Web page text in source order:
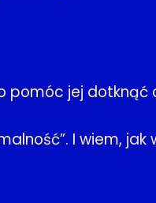
pomóc jej dotknąć
I wiem, jak